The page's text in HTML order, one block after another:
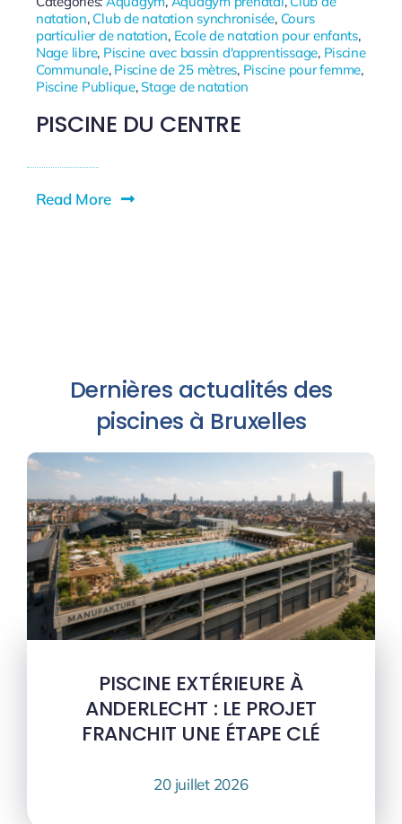
natation, Club de natation synchronisée, Cours
particulier de natation, Ecole de natation pour enfants,
Nage libre, Piscine avec bassin d'apprentissage, Piscine
Communale, Piscine de 25 mètres, Piscine pour femme,
Piscine Publique,Stage de natation
PISCINE DU CENTRE
Read More
Dernières actualités des
piscines à Bruxelles
PISCINE EXTÉRIEURE À
ANDERLECHT : LE PROJET
FRANCHIT UNE ÉTAPE CLÉ
20 juillet 2026